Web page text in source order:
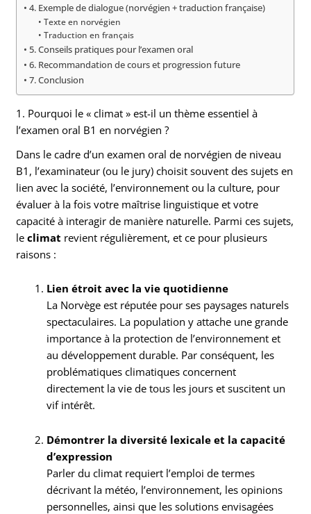
4. Exemple de dialogue (norvégien + traduction française)
Texte en norvégien
Traduction en français
5. Conseils pratiques pour l’examen oral
6. Recommandation de cours et progression future
7. Conclusion
1. Pourquoi le « climat » est-il un thème essentiel à
l’examen oral B1 en norvégien ?
Dans le cadre d’un examen oral de norvégien de niveau
B1, l’examinateur (ou le jury) choisit souvent des sujets en
lien avec la société, l’environnement ou la culture, pour
évaluer à la fois votre maîtrise linguistique et votre
capacité à interagir de manière naturelle. Parmi ces sujets,
leclimat revient régulièrement, et ce pour plusieurs
raisons :
Lien étroit avec la vie quotidienne
La Norvège est réputée pour ses paysages naturels
spectaculaires. La population y attache une grande
importance à la protection de l’environnement et
au développement durable. Par conséquent, les
problématiques climatiques concernent
directement la vie de tous les jours et suscitent un
vif intérêt.
Démontrer la diversité lexicale et la capacité
d’expression
Parler du climat requiert l’emploi de termes
décrivant la météo, l’environnement, les opinions
personnelles, ainsi que les solutions envisagées